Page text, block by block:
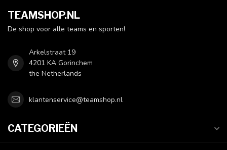
TEAMSHOP.NL
De shop voor alle teams en sporten!
Arkelstraat 19
4201 KA Gorinchem
the Netherlands
klantenservice@teamshop.nl
CATEGORIEËN